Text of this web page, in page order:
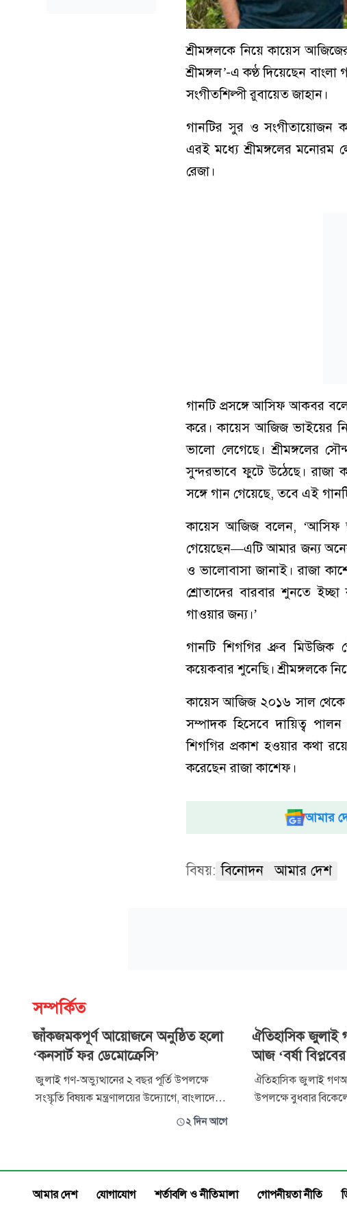
শ্রীমঙ্গলকে নিয়ে কায়েস
শ্রীমঙ্গল’-এ কণ্ঠ দিয়েছেন বাংলা
সংগীতশিল্পী রুবায়েত জাহান।
গানটির সুর ও সংগীতায়োজন
এরই মধ্যে শ্রীমঙ্গলের মনোরম
রেজা।
গানটি প্রসঙ্গে আসিফ আকবর
করে। কায়েস আজিজ ভাইয়ের
ভালো লেগেছে। শ্রীমঙ্গলের
সুন্দরভাবে ফুটে উঠেছে।
সঙ্গে গান গেয়েছে, তবে এই
কায়েস আজিজ বলেন, ‘আসিফ
গেয়েছেন—এটি আমার জন্য অনেক
ও ভালোবাসা জানাই। রাজা
শ্রোতাদের বারবার শুনতে
গাওয়ার জন্য।’
গানটি শিগগির ধ্রুব মিউজিক
কয়েকবার শুনেছি। শ্রীমঙ্গলকে
কায়েস আজিজ ২০১৬ সাল থেকে
সম্পাদক হিসেবে দায়িত্ব
শিগগির প্রকাশ হওয়ার কথা
করেছেন রাজা কাশেফ।
আমার
বিষয়: বিনোদন আমার দেশ
সম্পর্কিত
জাঁকজমকপূর্ণ আয়োজনে অনুষ্ঠিত হলো
‘কনসার্ট ফর ডেমোক্রেসি’
জুলাই গণ-অভ্যুত্থানের ২ বছর পূর্তি উপলক্ষে
সংস্কৃতি বিষয়ক মন্ত্রণালয়ের উদ্যোগে, বাংলাদেশ
শিল্পকলা একাডেমির ব্যবস্থাপনায় এবং বাংলাদেশ
ডেমোক্রেসি’। গতকাল, ৫ আগস্ট বিকেলে
সোহরাওয়ার্দী উদ্যানে এই কনসার্টের আয়
২ দিন আগে
ঐতিহাসিক জুলাই
আজ ‘বর্ষা
ঐতিহাসিক জুলাই
উপলক্ষে বুধবার
অ্যাভিনিউয়ে ‘বর্ষা
আর্বোভাইরাস,
শিরোনামহীন, আর্ক
আমার দেশ যোগাযোগ শর্তাবলি ও নীতিমালা গোপনীয়তা নীতি